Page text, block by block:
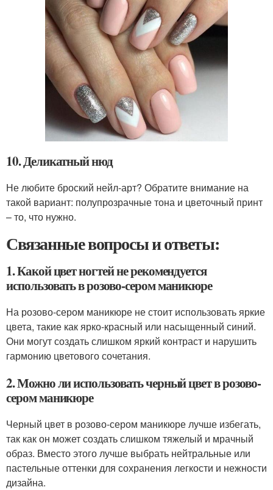
10. Деликатный нюд
Не любите броский нейл-арт? Обратите внимание на
такой вариант: полупрозрачные тона и цветочный принт
– то, что нужно.
Связанные вопросы и ответы:
1. Какой цвет ногтей не рекомендуется
использовать в розово-сером маникюре
На розово-сером маникюре не стоит использовать яркие
цвета, такие как ярко-красный или насыщенный синий.
Они могут создать слишком яркий контраст и нарушить
гармонию цветового сочетания.
2. Можно ли использовать черный цвет в розово-
сером маникюре
Черный цвет в розово-сером маникюре лучше избегать,
так как он может создать слишком тяжелый и мрачный
образ. Вместо этого лучше выбрать нейтральные или
пастельные оттенки для сохранения легкости и нежности
дизайна.